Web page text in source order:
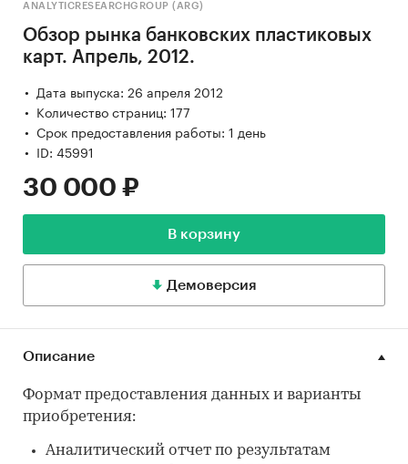
ANALYTICRESEARCHGROUP (ARG)
Обзор рынка банковских пластиковых
карт. Апрель, 2012.
Дата выпуска: 26 апреля 2012
Количество страниц: 177
Срок предоставления работы: 1 день
ID: 45991
30 000 ₽
В корзину
Демоверсия
Описание
Формат предоставления данных и варианты
приобретения:
Аналитический отчет по результатам